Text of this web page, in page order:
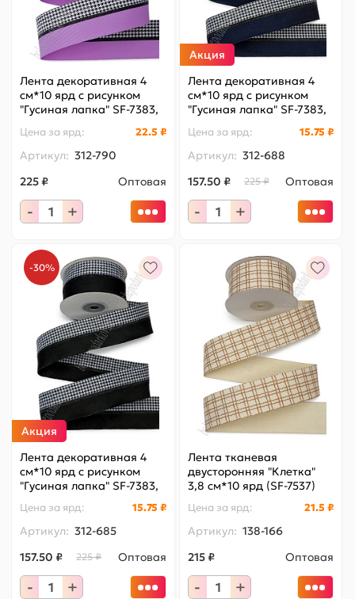
Лента декоративная 4
см*10 ярд с рисунком
"Гусиная лапка" SF-7383,
Цена за ярд: 22.5 ₽
Артикул: 312-790
225 ₽
Оптовая
- +
Акция
Лента декоративная 4
см*10 ярд с рисунком
"Гусиная лапка" SF-7383,
Цена за ярд: 15.75 ₽
Артикул: 312-688
157.50 ₽
225 ₽ Оптовая
- +
-30%
Акция
Лента декоративная 4
см*10 ярд с рисунком
"Гусиная лапка" SF-7383,
Цена за ярд: 15.75 ₽
Артикул: 312-685
157.50 ₽
225 ₽ Оптовая
- +
Лента тканевая
двусторонняя "Клетка"
3,8 см*10 ярд (SF-7537)
Цена за ярд: 21.5 ₽
Артикул: 138-166
215 ₽
Оптовая
- +